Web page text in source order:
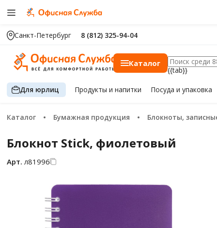
Санкт-Петербург 8 (812) 325-94-04
Каталог
{{tab}}
Для юрлиц Продуктыи напитки Посуда и упаковка
Каталог Бумажная продукция Блокноты, записные
Блокнот Stick, фиолетовый
Арт. л81996